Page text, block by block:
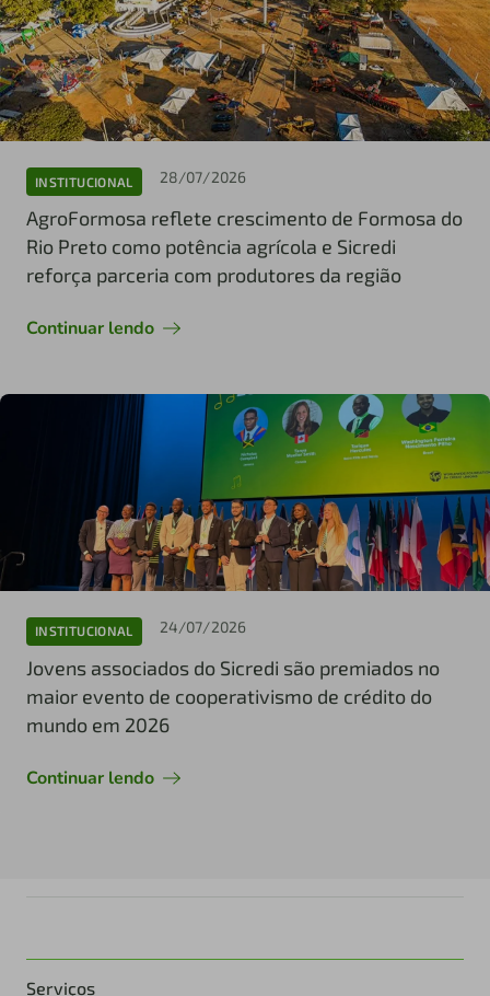
INSTITUCIONAL 28/07/2026
AgroFormosa reflete crescimento de Formosa do
Rio Preto como potência agrícola e Sicredi
reforça parceria com produtores da região
Continuar lendo
INSTITUCIONAL 24/07/2026
Jovens associados do Sicredi são premiados no
maior evento de cooperativismo de crédito do
mundo em 2026
Continuar lendo
Serviços